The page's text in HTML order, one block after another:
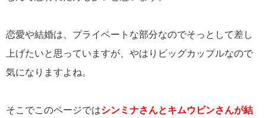
恋愛や結婚は、プライベートな部分なのでそっとして差し
上げたいと思っていますが、やはりビッグカップルなので
気になりますよね。
そこでこのページではシンミナさんとキムウビンさんが結